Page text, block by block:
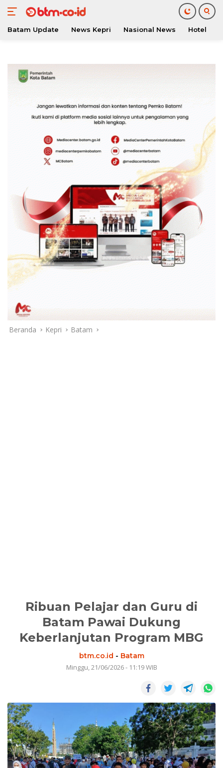
konten
Batam Update News Kepri Nasional News Hotel
Beranda Kepri Batam
Ribuan Pelajar dan Guru di
Batam Pawai Dukung
Keberlanjutan Program MBG
btm.co.id - Batam
Minggu, 21/06/2026 - 11:19 WIB